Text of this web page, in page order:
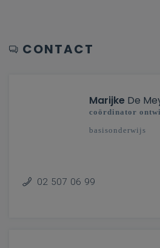
CONTACT
Marijke De
coördinator
basisonderwijs
02 507 06 99